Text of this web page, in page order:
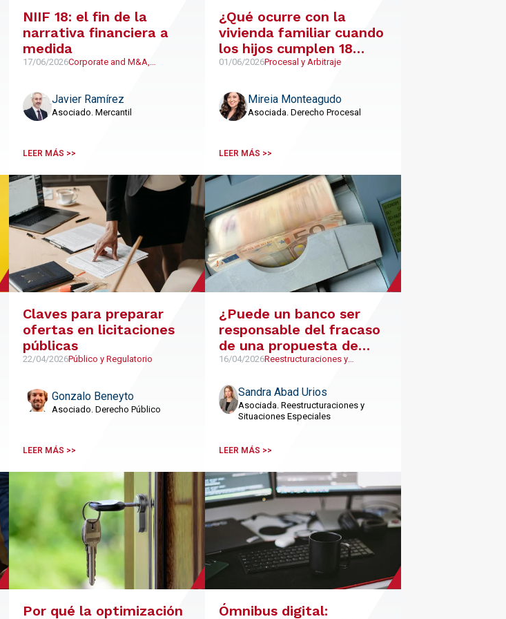
NIIF 18: el fin de la
narrativa financiera a
medida
17/06/2026Corporate and M&A,
Javier Ramírez
Asociado. Mercantil
LEER MÁS >>
¿Qué ocurre con la
vivienda familiar cuando
los hijos cumplen 18
años?
01/06/2026Procesal y Arbitraje
Mireia Monteagudo
Asociada. Derecho Procesal
LEER MÁS >>
Claves para preparar
ofertas en licitaciones
públicas
22/04/2026Público y Regulatorio
Gonzalo Beneyto
Asociado. Derecho Público
LEER MÁS >>
¿Puede un banco ser
responsable del fracaso
de una propuesta de
convenio concursal?
16/04/2026Reestructuraciones y
Sandra Abad Urios
Asociada. Reestructuraciones y
Situaciones Especiales
LEER MÁS >>
Por qué la optimización
Ómnibus digital: